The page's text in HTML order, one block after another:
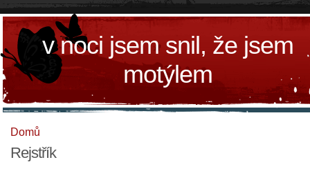
v noci jsem snil, že jsem
motýlem
Domů
Rejstřík